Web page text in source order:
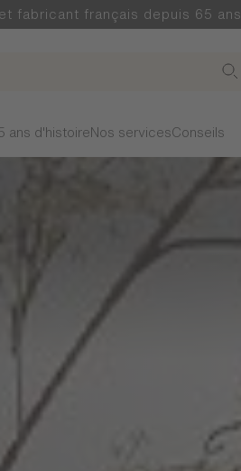
fabricant français depuis 65 ans
ans d'histoireNos servicesConseils